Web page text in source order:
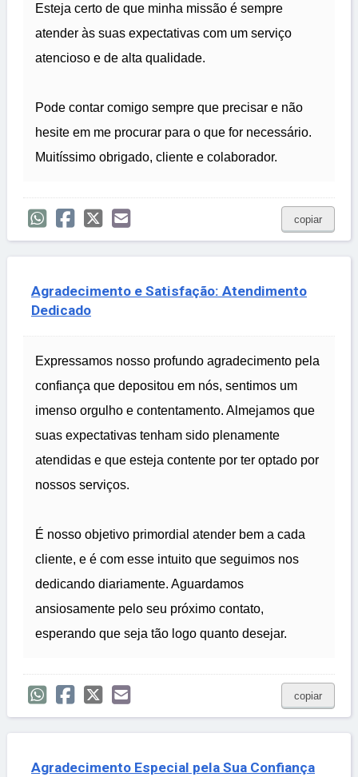
Esteja certo de que minha missão é sempre
atender às suas expectativas com um serviço
atencioso e de alta qualidade.
Pode contar comigo sempre que precisar e não
hesite em me procurar para o que for necessário.
Muitíssimo obrigado, cliente e colaborador.
copiar
Agradecimento e Satisfação: Atendimento
Dedicado
Expressamos nosso profundo agradecimento pela
confiança que depositou em nós, sentimos um
imenso orgulho e contentamento. Almejamos que
suas expectativas tenham sido plenamente
atendidas e que esteja contente por ter optado por
nossos serviços.
É nosso objetivo primordial atender bem a cada
cliente, e é com esse intuito que seguimos nos
dedicando diariamente. Aguardamos
ansiosamente pelo seu próximo contato,
esperando que seja tão logo quanto desejar.
copiar
Agradecimento Especial pela Sua Confiança